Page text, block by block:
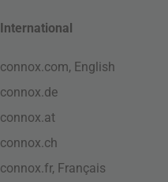
International
connox.com, English
connox.de
connox.at
connox.ch
connox.fr, Français